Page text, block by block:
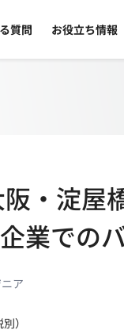
質問 お役立ち情報
阪・淀
業での
ア
）